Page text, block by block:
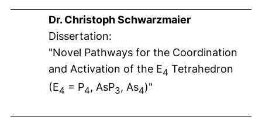
Dr. Christoph Schwarzmaier
Dissertation:
"Novel Pathways for the Coordination
and Activation of the E4 Tetrahedron
(E4 = P4, AsP3, As4)"